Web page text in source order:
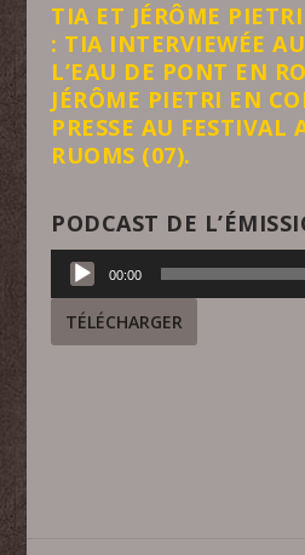
TIA ET JÉRÔME
: TIA INTERVIEWÉE
L’EAU DE PONT EN
JÉRÔME PIETRI EN
PRESSE AU FESTIVAL
RUOMS (07).
PODCAST DE
Lecteur
audio
00:00
TÉLÉCHARGER